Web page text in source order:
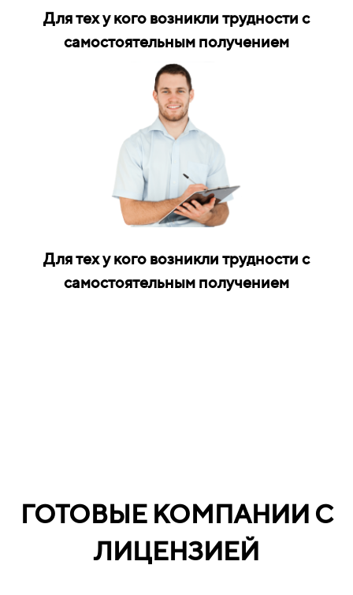
Для тех у кого возникли трудности с
самостоятельным получением
Для тех у кого возникли трудности с
самостоятельным получением
ГОТОВЫЕ КОМПАНИИ С
ЛИЦЕНЗИЕЙ